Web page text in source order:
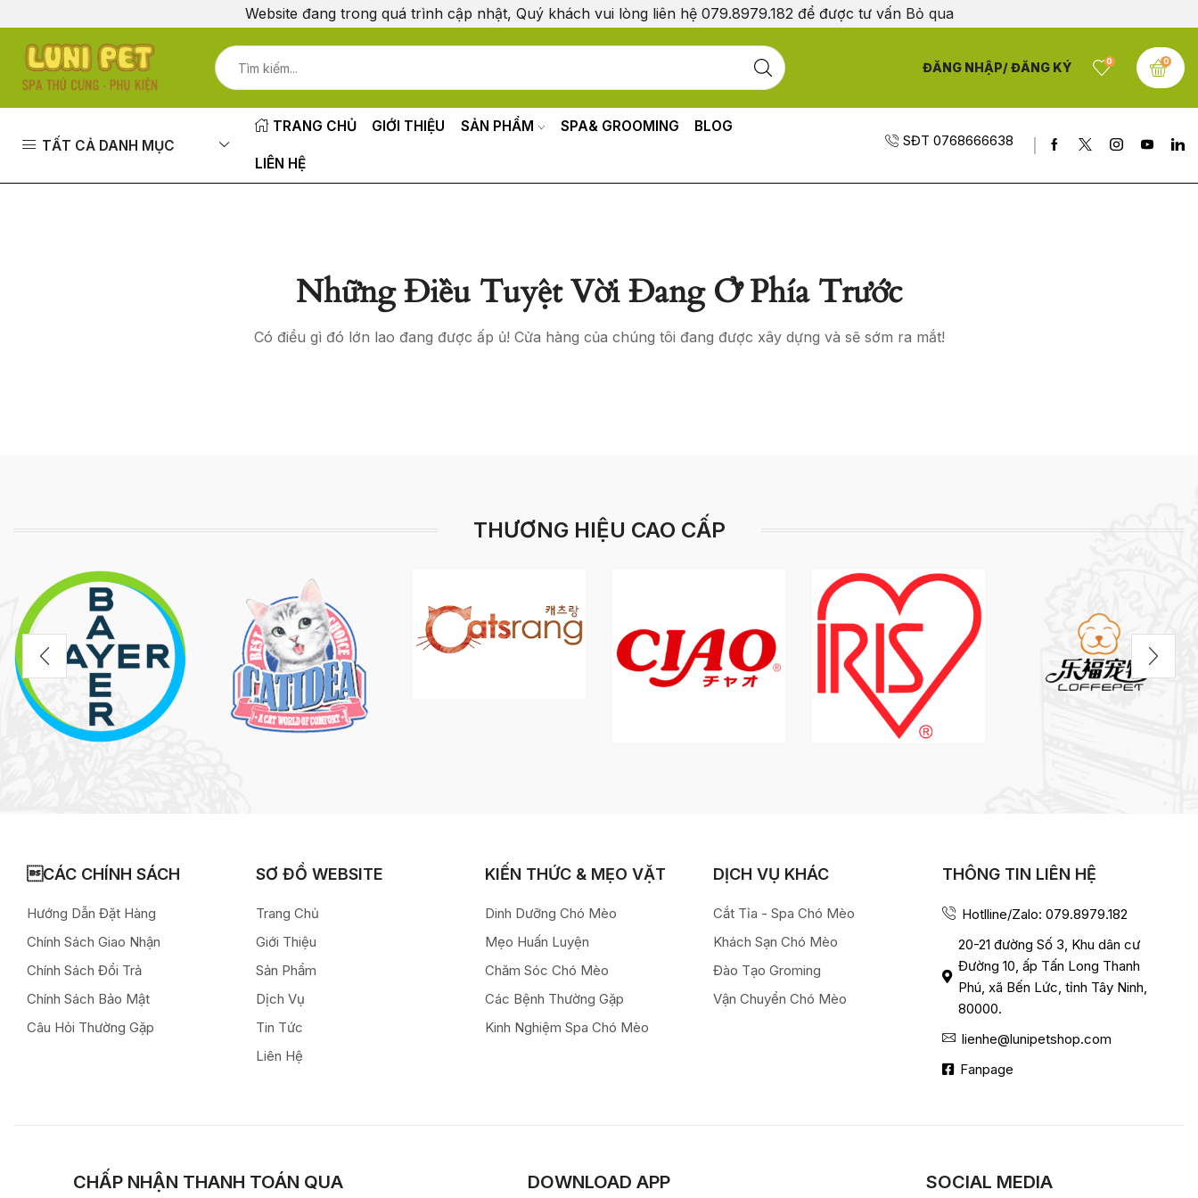
Website đang trong quá trình cập nhật, Quý khách vui lòng liên hệ 079.8979.182 để được tư vấn Bỏ qua
ĐĂNG NHẬP/ ĐĂNG KÝ 0 0
TẤT CẢ DANH MỤC
TRANG CHỦ GIỚI THIỆU SẢN PHẨM SPA& GROOMING BLOG
LIÊN HỆ
SĐT 0768666638
Những Điều Tuyệt Vời Đang Ở Phía Trước
Có điều gì đó lớn lao đang được ấp ủ! Cửa hàng của chúng tôi đang được xây dựng và sẽ sớm ra mắt!
THƯƠNG HIỆU CAO CẤP
CÁC CHÍNH SÁCH
Hướng Dẫn Đặt Hàng
Chính Sách Giao Nhận
Chính Sách Đổi Trả
Chính Sách Bảo Mật
Câu Hỏi Thường Gặp
SƠ ĐỒ WEBSITE
Trang Chủ
Giới Thiệu
Sản Phẩm
Dịch Vụ
Tin Tức
Liên Hệ
KIẾN THỨC & MẸO VẶT
Dinh Dưỡng Chó Mèo
Mẹo Huấn Luyện
Chăm Sóc Chó Mèo
Các Bệnh Thường Gặp
Kinh Nghiệm Spa Chó Mèo
DỊCH VỤ KHÁC
Cắt Tỉa - Spa Chó Mèo
Khách Sạn Chó Mèo
Đào Tạo Groming
Vận Chuyển Chó Mèo
THÔNG TIN LIÊN HỆ
Hotlline/Zalo: 079.8979.182
20-21 đường Số 3, Khu dân cư
Đường 10, ấp Tấn Long Thanh
Phú, xã Bến Lức, tỉnh Tây Ninh,
80000.
lienhe@lunipetshop.com
Fanpage
CHẤP NHẬN THANH TOÁN QUA DOWNLOAD APP SOCIAL MEDIA